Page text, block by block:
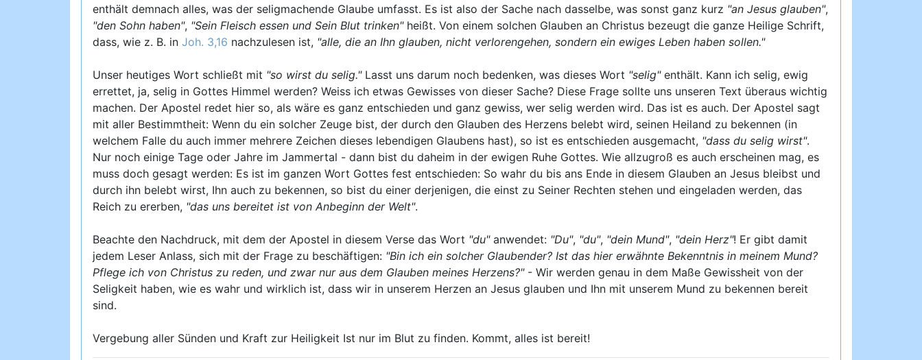
enthält demnach alles, was der seligmachende Glaube umfasst. Es ist also der Sache nach dasselbe, was sonst ganz kurz "an Jesus glauben",
"den Sohn haben", "Sein Fleisch essen und Sein Blut trinken"heißt. Von einem solchen Glauben an Christus bezeugt die ganze Heilige Schrift,
dass, wie z. B. in Joh. 3,16 nachzulesen ist, "alle, die an Ihn glauben, nicht verlorengehen, sondern ein ewiges Leben haben sollen."
Unser heutiges Wort schließt mit "so wirst du selig."Lasst uns darum noch bedenken, was dieses Wort "selig"enthält. Kann ich selig, ewig
errettet, ja, selig in Gottes Himmel werden? Weiss ich etwas Gewisses von dieser Sache? Diese Frage sollte uns unseren Text überaus wichtig
machen. Der Apostel redet hier so, als wäre es ganz entschieden und ganz gewiss, wer selig werden wird. Das ist es auch. Der Apostel sagt
mit aller Bestimmtheit: Wenn du ein solcher Zeuge bist, der durch den Glauben des Herzens belebt wird, seinen Heiland zu bekennen (in
welchem Falle du auch immer mehrere Zeichen dieses lebendigen Glaubens hast), so ist es entschieden ausgemacht, "dass du selig wirst".
Nur noch einige Tage oder Jahre im Jammertal - dann bist du daheim in der ewigen Ruhe Gottes. Wie allzugroß es auch erscheinen mag, es
muss doch gesagt werden: Es ist im ganzen Wort Gottes fest entschieden: So wahr du bis ans Ende in diesem Glauben an Jesus bleibst und
durch ihn belebt wirst, Ihn auch zu bekennen, so bist du einer derjenigen, die einst zu Seiner Rechten stehen und eingeladen werden, das
Reich zu ererben, "das uns bereitet ist von Anbeginn der Welt".
Beachte den Nachdruck, mit dem der Apostel in diesem Verse das Wort "du"anwendet: "Du", "du", "dein Mund", "dein Herz"! Er gibt damit
jedem Leser Anlass, sich mit der Frage zu beschäftigen: "Bin ich ein solcher Glaubender? Ist das hier erwähnte Bekenntnis in meinem Mund?
Pflege ich von Christus zu reden, und zwar nur aus dem Glauben meines Herzens?"- Wir werden genau in dem Maße Gewissheit von der
Seligkeit haben, wie es wahr und wirklich ist, dass wir in unserem Herzen an Jesus glauben und Ihn mit unserem Mund zu bekennen bereit
sind.
Vergebung aller Sünden und Kraft zur Heiligkeit Ist nur im Blut zu finden. Kommt, alles ist bereit!